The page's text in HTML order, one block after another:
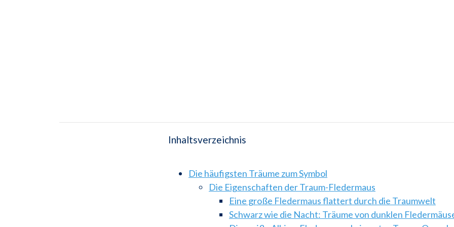
Inhaltsverzeichnis
Die häufigsten Träume zum Symbol
Die Eigenschaften der Traum-Fledermaus
Eine große Fledermaus flattert durch die Traumwelt
Schwarz wie die Nacht: Träume von dunklen